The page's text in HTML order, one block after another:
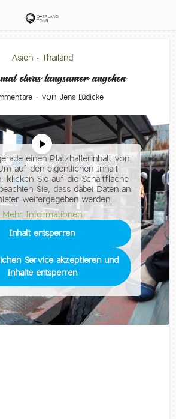
Asien • Thailand
etwas langsamer angehen
von Jens Lüdicke
einen Platzhalterinhalt von
auf den eigentlichen Inhalt
klicken Sie auf die Schaltfläche
Sie, dass dabei Daten an
weitergegeben werden.
Mehr Informationen
Inhalt entsperren
Service akzeptieren und
Inhalte entsperren